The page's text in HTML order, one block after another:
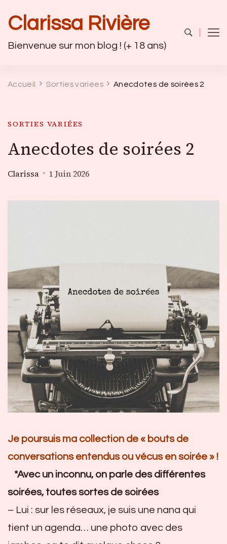
Clarissa Rivière
Bienvenue sur mon blog ! (+ 18 ans)
Accueil Sorties variées Anecdotes de soirées 2
SORTIES VARIÉES
Anecdotes de soirées 2
Clarissa 1 Juin 2026
Je poursuis ma collection de « bouts de
conversations entendus ou vécus en soirée » !
*Avec un inconnu, on parle des différentes
soirées, toutes sortes de soirées
– Lui : sur les réseaux, je suis une nana qui
tient un agenda… une photo avec des